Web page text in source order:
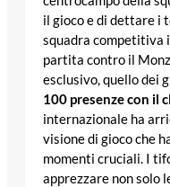
il gioco e di dettare i
squadra competitiva
partita contro il
esclusivo, quello dei
100 presenze con il
internazionale ha
visione di gioco che
momenti cruciali. I
apprezzare non solo